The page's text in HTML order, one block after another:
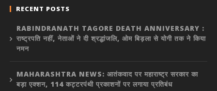
RECENT POSTS
RABINDRANATH TAGORE DEATH ANNIVERSARY :
राष्ट्रपति नहीं, नेताओं ने दी श्रद्धांजलि, ओम बिड़ला से योगी तक ने किया
नमन
MAHARASHTRA NEWS: आतंकवाद पर महाराष्ट्र सरकार का
बड़ा एक्शन, 114 कट्टरपंथी प्रकाशनों पर लगाया प्रतिबंध